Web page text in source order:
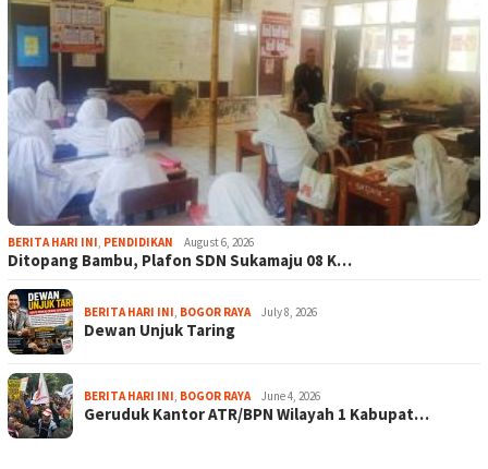
BERITA HARI INI, PENDIDIKAN August 6, 2026
Ditopang Bambu, Plafon SDN Sukamaju 08 K…
BERITA HARI INI, BOGOR RAYA July 8, 2026
Dewan Unjuk Taring
BERITA HARI INI, BOGOR RAYA June 4, 2026
Geruduk Kantor ATR/BPN Wilayah 1 Kabupat…